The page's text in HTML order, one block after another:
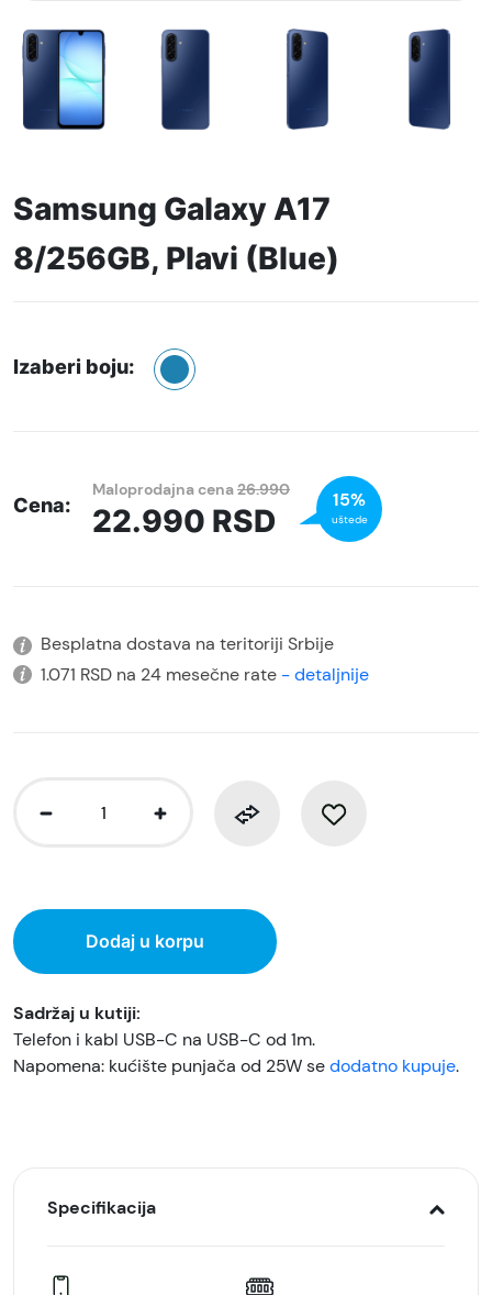
Samsung Galaxy A17
8/256GB, Plavi (Blue)
Izaberi boju:
Cena:
Maloprodajna cena26.990
22.990 RSD
15%
uštede
Besplatna dostava na teritoriji Srbije
1.071 RSD na 24 mesečne rate - detaljnije
Dodaj u korpu
Sadržaj u kutiji:
Telefon i kabl USB-C na USB-C od 1m.
Napomena: kućište punjača od 25W sedodatno kupuje.
Specifikacija